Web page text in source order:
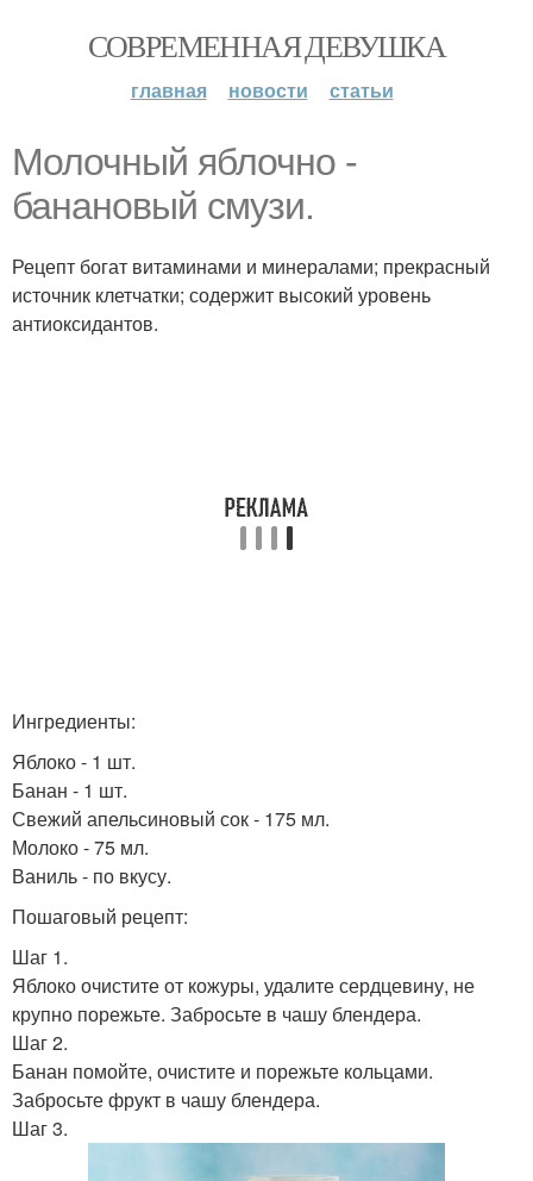
СОВРЕМЕННАЯ ДЕВУШКА
главная новости статьи
Молочный яблочно -
банановый смузи.
Рецепт богат витаминами и минералами; прекрасный
источник клетчатки; содержит высокий уровень
антиоксидантов.
Ингредиенты:
Яблоко - 1 шт.
Банан - 1 шт.
Свежий апельсиновый сок - 175 мл.
Молоко - 75 мл.
Ваниль - по вкусу.
Пошаговый рецепт:
Шаг 1.
Яблоко очистите от кожуры, удалите сердцевину, не
крупно порежьте. Забросьте в чашу блендера.
Шаг 2.
Банан помойте, очистите и порежьте кольцами.
Забросьте фрукт в чашу блендера.
Шаг 3.